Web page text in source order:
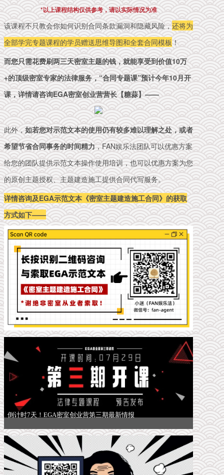
*以上课程结构仅供参考，请以实际情况为准
该课程不只教会你如何识别合同条款漏洞和隐藏风险，还将为
全部学完专题课程的学员赠送思维导图和全套合同模板！
而您只需花费刷两三天密室主题的钱，就能享受到价值10万
+的顶级密室专家的法律服务，“合同专题课”预计今年10月开
课，详情请咨询EGA密室创业营营长【糖蒜】——
此外，如若您对示范文本的使用仍有较多难以理解之处，或者
希望节省合同事务的时间精力，FAN娱乐法团队可以优惠方案
给您的团队提供示范文本操作使用培训，也可以优惠方案为您
的原创主题授权、主题建造施工提供合同代写服务。
详情咨询及EGA示范文本《密室主题建造施工合同》的获取
方式如下——
倒计时7天！EGA密室创业营第三期最新情报